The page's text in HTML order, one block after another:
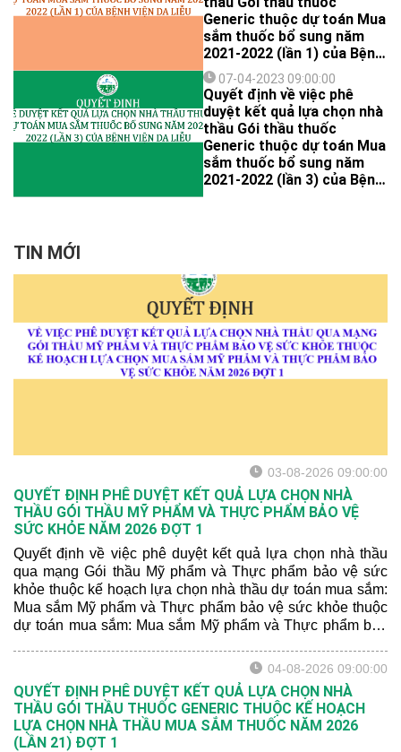
Generic thuộc dự toán Mua
sắm thuốc bổ sung năm
2021-2022 (lần 1) của Bệnh
viện Da Liễu
07-04-2023 09:00:00
Quyết định về việc phê
duyệt kết quả lựa chọn nhà
thầu Gói thầu thuốc
Generic thuộc dự toán Mua
sắm thuốc bổ sung năm
2021-2022 (lần 3) của Bệnh
TIN MỚI
03-08-2026 09:00:00
QUYẾT ĐỊNH PHÊ DUYỆT KẾT QUẢ LỰA CHỌN NHÀ
THẦU GÓI THẦU MỸ PHẨM VÀ THỰC PHẨM BẢO VỆ
SỨC KHỎE NĂM 2026 ĐỢT 1
Quyết định về việc phê duyệt kết quả lựa chọn nhà thầu
qua mạng Gói thầu Mỹ phẩm và Thực phẩm bảo vệ sức
khỏe thuộc kế hoạch lựa chọn nhà thầu dự toán mua sắm:
Mua sắm Mỹ phẩm và Thực phẩm bảo vệ sức khỏe thuộc
dự toán mua sắm: Mua sắm Mỹ phẩm và Thực phẩm bảo
04-08-2026 09:00:00
QUYẾT ĐỊNH PHÊ DUYỆT KẾT QUẢ LỰA CHỌN NHÀ
THẦU GÓI THẦU THUỐC GENERIC THUỘC KẾ HOẠCH
LỰA CHỌN NHÀ THẦU MUA SẮM THUỐC NĂM 2026
(LẦN 21) ĐỢT 1